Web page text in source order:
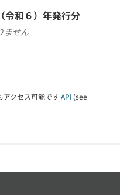
令和６）年発行分
ません
アクセス可能です API (see